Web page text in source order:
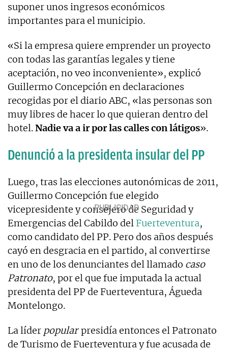
suponer unos ingresos económicos
importantes para el municipio.
«Si la empresa quiere emprender un proyecto
con todas las garantías legales y tiene
aceptación, no veo inconveniente», explicó
Guillermo Concepción en declaraciones
recogidas por el diario ABC, «las personas son
muy libres de hacer lo que quieran dentro del
hotel.Nadie va a ir por las calles con látigos».
Denunció a la presidenta insular del PP
Luego, tras las elecciones autonómicas de 2011,
Guillermo Concepción fue elegido
vicepresidente y consejero de Seguridad y
Emergencias del Cabildo delFuerteventura,
como candidato del PP. Pero dos años después
cayó en desgracia en el partido, al convertirse
en uno de los denunciantes del llamado caso
Patronato, por el que fue imputada la actual
presidenta del PP de Fuerteventura, Águeda
Montelongo.
La líder popularpresidía entonces el Patronato
de Turismo de Fuerteventura y fue acusada de